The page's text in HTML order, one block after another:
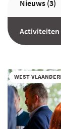
Nieuws (3)
Activiteiten
WEST-